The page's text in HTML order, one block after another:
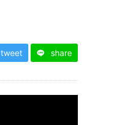
tweet share